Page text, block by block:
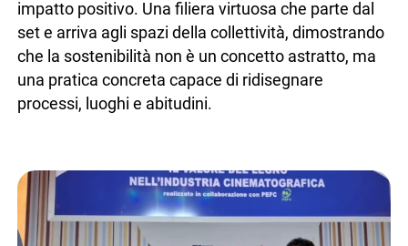
impatto positivo. Una filiera virtuosa che parte dal
set e arriva agli spazi della collettività, dimostrando
che la sostenibilità non è un concetto astratto, ma
una pratica concreta capace di ridisegnare
processi, luoghi e abitudini.